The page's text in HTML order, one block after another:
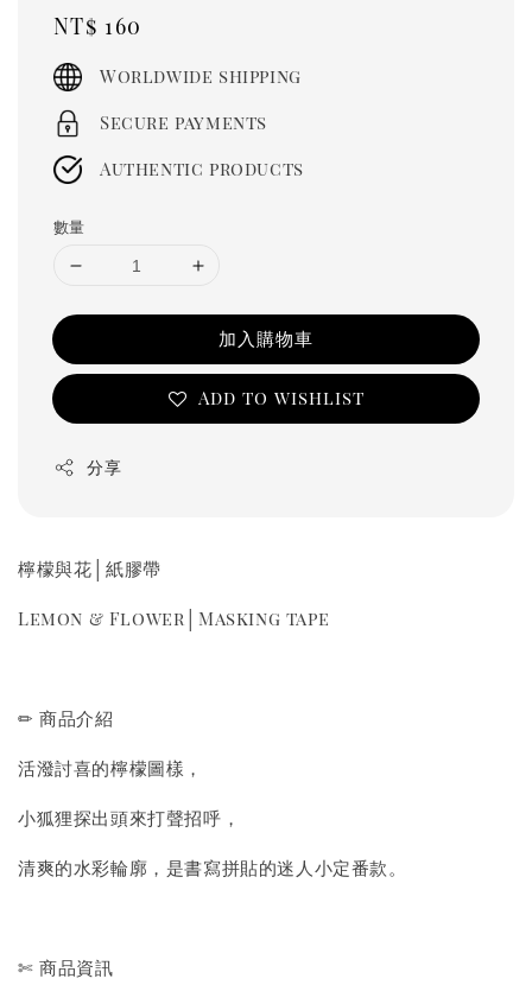
Regular
price
NT$ 160
Worldwide shipping
Secure payments
Authentic products
數量
加入購物車
Add to wishlist
分享
檸檬與花│紙膠帶
Lemon & Flower│Masking tape
✏ 商品介紹
活潑討喜的檸檬圖樣，
小狐狸探出頭來打聲招呼，
清爽的水彩輪廓，是書寫拼貼的迷人小定番款。
✄ 商品資訊